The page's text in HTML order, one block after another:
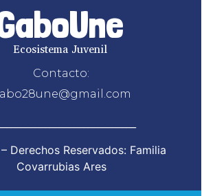
Ecosistema Juvenil
Contacto:
Derechos Reservados: Familia
Covarrubias Ares